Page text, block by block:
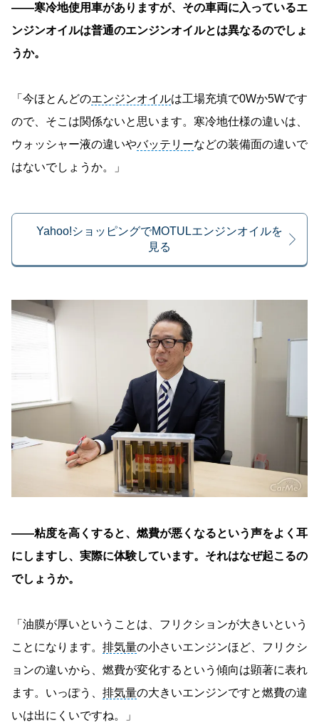
――寒冷地使用車がありますが、その車両に入っているエ
ンジンオイルは普通のエンジンオイルとは異なるのでしょ
うか。
「今ほとんどのエンジンオイルは工場充填で0Wか5Wです
ので、そこは関係ないと思います。寒冷地仕様の違いは、
ウォッシャー液の違いやバッテリーなどの装備面の違いで
はないでしょうか。」
Yahoo!ショッピングでMOTULエンジンオイルを
見る
――粘度を高くすると、燃費が悪くなるという声をよく耳
にしますし、実際に体験しています。それはなぜ起こるの
でしょうか。
「油膜が厚いということは、フリクションが大きいという
ことになります。 排気量の小さいエンジンほど、フリクシ
ョンの違いから、燃費が変化するという傾向は顕著に表れ
ます。いっぽう、 排気量の大きいエンジンですと燃費の違
いは出にくいですね。」